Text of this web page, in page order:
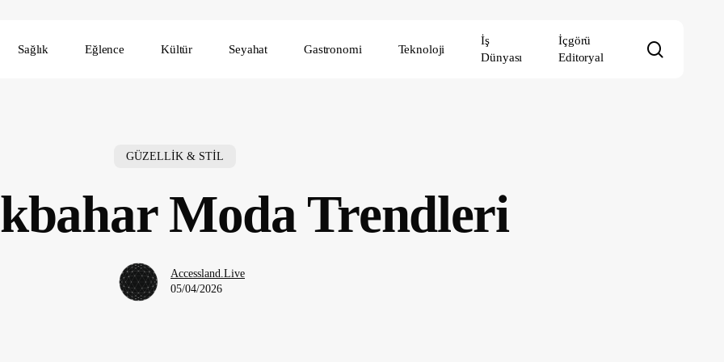
Sağlık Eğlence Kültür Seyahat Gastronomi Teknoloji
İş
Dünyası
İçgörü
Editoryal
GÜZELLİK & STİL
Moda Trendleri
Accessland.Live
05/04/2026